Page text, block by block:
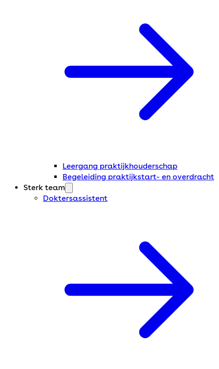
Leergang praktijkhouderschap
Begeleiding praktijkstart- en overdracht
Sterk team
Doktersassistent